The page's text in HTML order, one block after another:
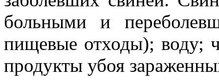
больными и
пищевые отходы); воду;
продукты убоя